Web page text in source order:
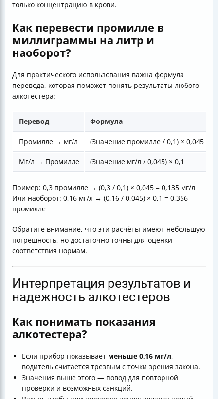
только концентрацию в крови.
Как перевести промилле в
миллиграммы на литр и
наоборот?
Для практического использования важна формула
перевода, которая поможет понять результаты любого
алкотестера:
Перевод Формула
Промилле → мг/л (Значение промилле / 0,1) × 0,045
Мг/л → Промилле (Значение мг/л / 0,045) × 0,1
Пример: 0,3 промилле → (0,3 / 0,1) × 0,045 = 0,135 мг/л
Или наоборот: 0,16 мг/л → (0,16 / 0,045) × 0,1 = 0,356
промилле
Обратите внимание, что эти расчёты имеют небольшую
погрешность, но достаточно точны для оценки
соответствия нормам.
Интерпретация результатов и
надежность алкотестеров
Как понимать показания
алкотестера?
Если прибор показывает меньше 0,16 мг/л,
водитель считается трезвым с точки зрения закона.
Значения выше этого — повод для повторной
проверки и возможных санкций.